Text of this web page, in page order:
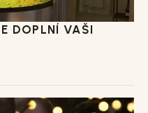
DOPLNÍ VAŠI